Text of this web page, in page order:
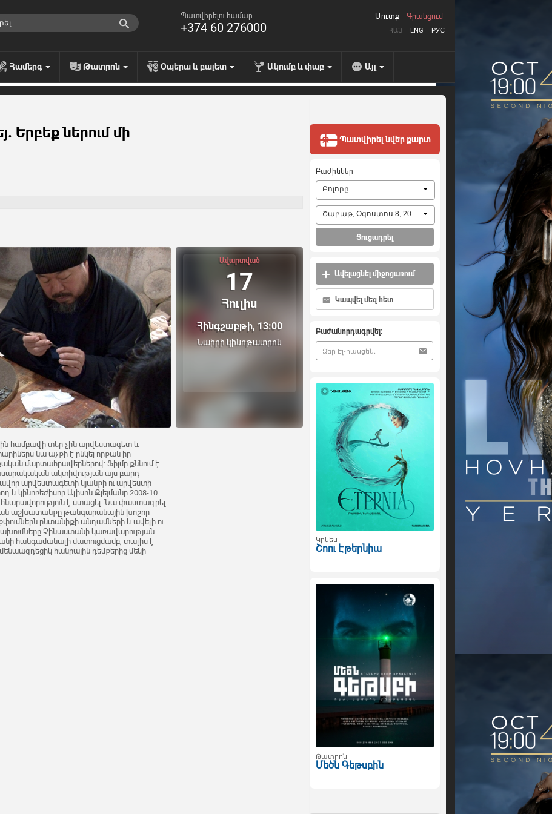
Պատվիրելու համար
+374 60 276000 ՀԱՅ ENG РУС
Մուտք Գրանցում
Համերգ Թատրոն Օպերա և բալետ Ակումբ և փաբ Այլ
Երբեք ներում մի
Ավարտված
17
Հուլիս
Հինգշաբթի, 13:00
Նաիրի կինոթատրոն
համբավի տեր չին արվեստագետ և
նա աչքի է ընկել որքան իր
մարտահրավերներով: Ֆիլմը քննում է
ակտիվության այս բարդ
արվեստագետի կյանքի ու արվեստի
կինոռեժիսոր Ալիսոն Քլեյմանը 2008-10
հնարավորություն է ստացել: Նա փաստագրել
աշխատանքը թանգարանային խոշոր
ընտանիքի անդամների և ավելի ու
Չինաստանի կառավարության
հանգամանալի մատուցմամբ, տալիս է
հանրային դեմքերից մեկի
Պատվիրել նվեր քարտ
Բաժիններ
Բոլորը
Շաբաթ, Օգոստոս 8, 2026
Ցուցադրել
Ավելացնել միջոցառում
Կապվել մեզ հետ
Բաժանորդագրվել:
Կրկես
Շոու Էթերնիա
Թատրոն
Մեծն Գեթսբին